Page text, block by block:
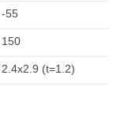
-55
150
2.4x2.9 (t=1.2)